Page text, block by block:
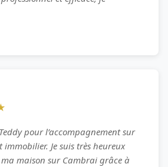
pour l’accompagnement sur
immobilier. Je suis très heureux
maison sur Cambrai grâce à